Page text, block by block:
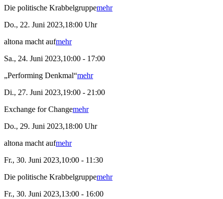
Die politische Krabbelgruppemehr
Do., 22. Juni 2023,18:00 Uhr
altona macht aufmehr
Sa., 24. Juni 2023,10:00 - 17:00
„Performing Denkmal“mehr
Di., 27. Juni 2023,19:00 - 21:00
Exchange for Changemehr
Do., 29. Juni 2023,18:00 Uhr
altona macht aufmehr
Fr., 30. Juni 2023,10:00 - 11:30
Die politische Krabbelgruppemehr
Fr., 30. Juni 2023,13:00 - 16:00